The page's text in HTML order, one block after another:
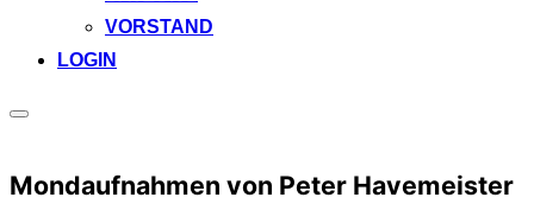
VORSTAND
LOGIN
Seitenleiste
umschalten
Mondaufnahmen von Peter Havemeister